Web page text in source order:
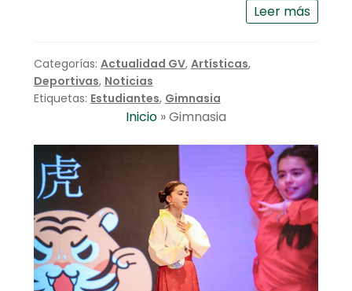
Leer más
Categorías: Actualidad GV, Artísticas,
Deportivas, Noticias
Etiquetas: Estudiantes, Gimnasia
Inicio »Gimnasia